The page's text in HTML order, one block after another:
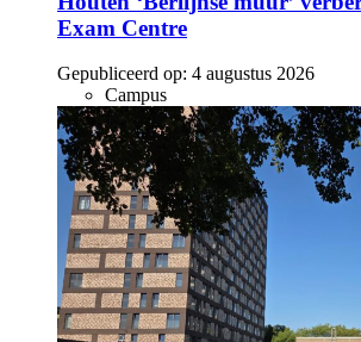
Exam Centre
Gepubliceerd op: 4 augustus 2026
Campus